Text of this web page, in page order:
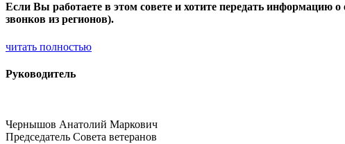
Если Вы работаете в этом совете и хотите передать информацию
звонков из регионов).
читать полностью
Руководитель
Чернышов Анатолий Маркович
Председатель Совета ветеранов